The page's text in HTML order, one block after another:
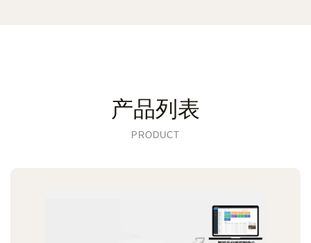
产品列表
PRODUCT